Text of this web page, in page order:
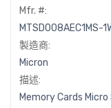
Mfr. #:
MTSD008AEC1MS-
製造商:
Micron
描述:
Memory Cards Micro